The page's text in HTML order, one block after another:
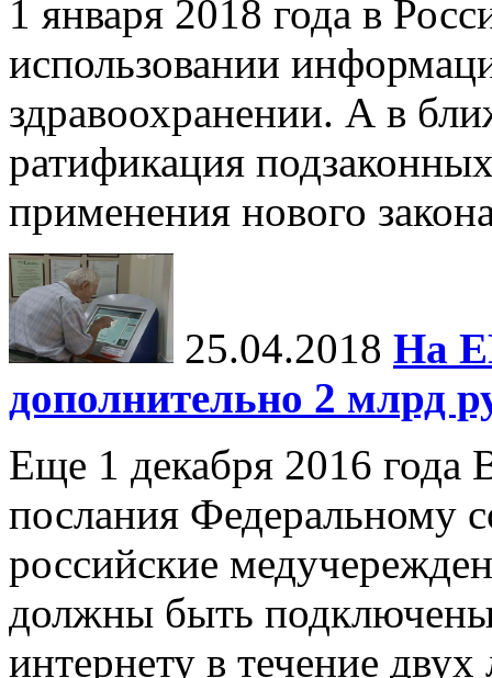
1 января 2018 года в
использовании
здравоохранении. А в
ратификация
применения нового
25.04.2018 На
дополнительно 2 млрд
Еще 1 декабря 2016 года
послания Федеральному
российские
должны быть
интернету в течение двух